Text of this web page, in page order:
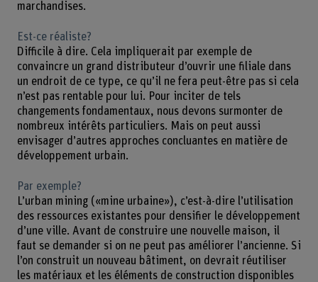
marchandises.
Est-ce réaliste?
Difficile à dire. Cela impliquerait par exemple de
convaincre un grand distributeur d’ouvrir une filiale dans
un endroit de ce type, ce qu’il ne fera peut-être pas si cela
n’est pas rentable pour lui. Pour inciter de tels
changements fondamentaux, nous devons surmonter de
nombreux intérêts particuliers. Mais on peut aussi
envisager d’autres approches concluantes en matière de
développement urbain.
Par exemple?
L’urban mining («mine urbaine»), c’est-à-dire l’utilisation
des ressources existantes pour densifier le développement
d’une ville. Avant de construire une nouvelle maison, il
faut se demander si on ne peut pas améliorer l’ancienne. Si
l’on construit un nouveau bâtiment, on devrait réutiliser
les matériaux et les éléments de construction disponibles